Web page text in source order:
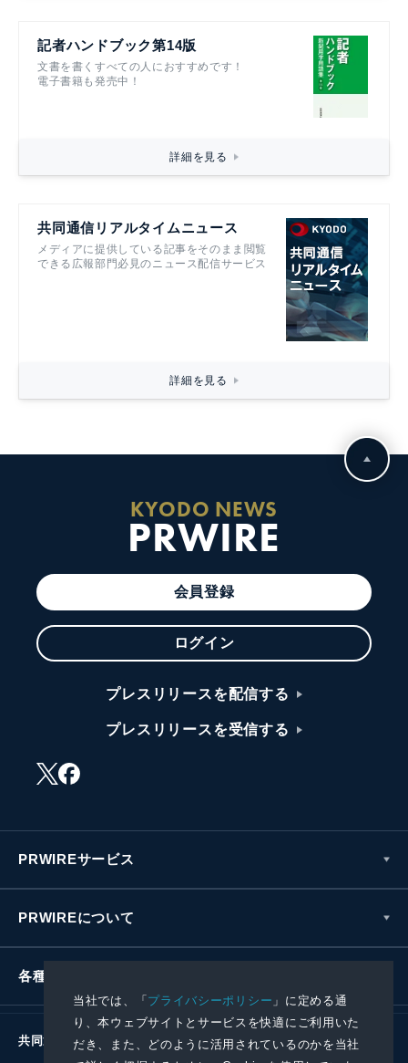
当社では、「プライバシーポリシー 」に定める通
り、本ウェブサイトとサービスを快適にご利用いた
だき、また、どのように活用されているのかを当社
記者ハンドブック第14版
文書を書くすべての人におすすめです！
電子書籍も発売中！
詳細を見る
共同通信リアルタイムニュース
メディアに提供している記事をそのまま閲覧
できる広報部門必見のニュース配信サービス
詳細を見る
KYODO NEWS
PRWIRE
会員登録
ログイン
プレスリリースを配信する
プレスリリースを受信する
PRWIREサービス
PRWIREについて
各種お問い合わせ
共同通信社グループ